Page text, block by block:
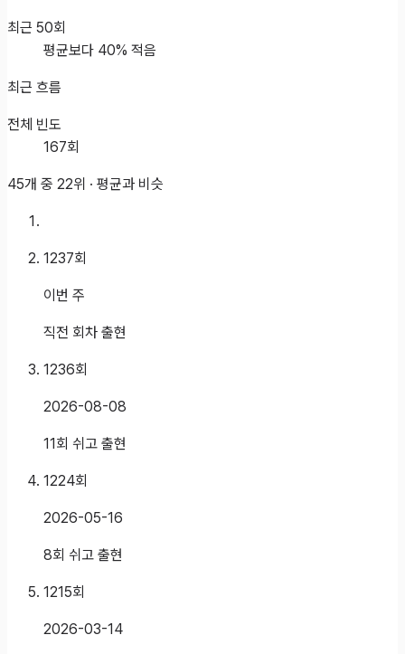
최근 50회
평균보다 40% 적음
최근 흐름
전체 빈도
167회
45개 중 22위 · 평균과 비슷
1237회
이번 주
직전 회차 출현
1236회
2026-08-08
11회 쉬고 출현
1224회
2026-05-16
8회 쉬고 출현
1215회
2026-03-14